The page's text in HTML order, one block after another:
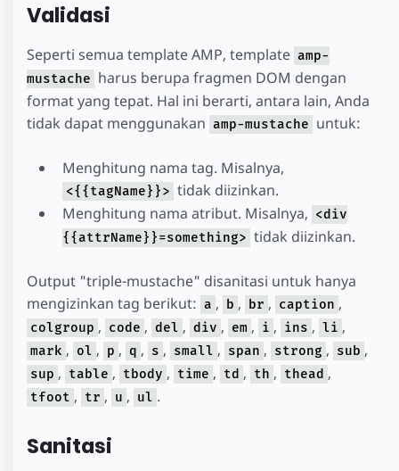
Validasi
Seperti semua template AMP, template amp-
mustache harus berupa fragmen DOM dengan
format yang tepat. Hal ini berarti, antara lain, Anda
tidak dapat menggunakan amp-mustache untuk:
Menghitung nama tag. Misalnya,
<{{tagName}}> tidak diizinkan.
Menghitung nama atribut. Misalnya, <div
{{attrName}}=something> tidak diizinkan.
Output "triple-mustache" disanitasi untuk hanya
mengizinkan tag berikut: a , b , br , caption ,
colgroup , code , del , div , em , i , ins , li ,
mark , ol , p , q , s , small , span , strong , sub ,
sup , table , tbody , time , td , th , thead ,
tfoot , tr , u , ul .
Sanitasi